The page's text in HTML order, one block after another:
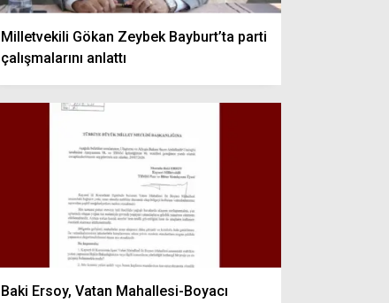
Milletvekili Gökan Zeybek Bayburt’ta parti
çalışmalarını anlattı
Baki Ersoy, Vatan Mahallesi-Boyacı